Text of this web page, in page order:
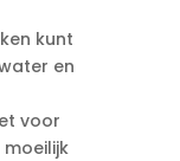
kunt
en
voor